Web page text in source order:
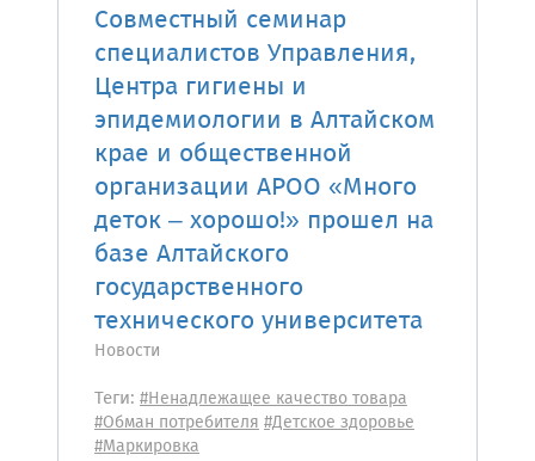
Совместный семинар
специалистов Управления,
Центра гигиены и
эпидемиологии в Алтайском
крае и общественной
организации АРОО «Много
деток – хорошо!» прошел на
базе Алтайского
государственного
технического университета
Новости
Теги: #Ненадлежащее качество товара
#Обман потребителя#Детское здоровье
#Маркировка